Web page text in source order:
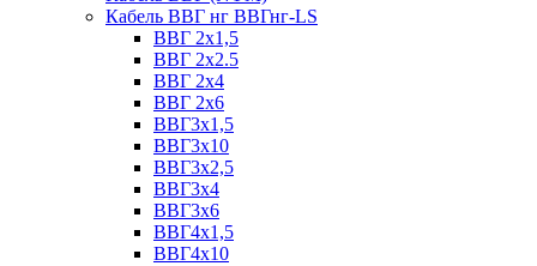
Кабель ВВГ нг ВВГнг-LS
ВВГ 2х1,5
ВВГ 2х2.5
ВВГ 2х4
ВВГ 2х6
ВВГ3х1,5
ВВГ3х10
ВВГ3х2,5
ВВГ3х4
ВВГ3х6
ВВГ4х1,5
ВВГ4х10